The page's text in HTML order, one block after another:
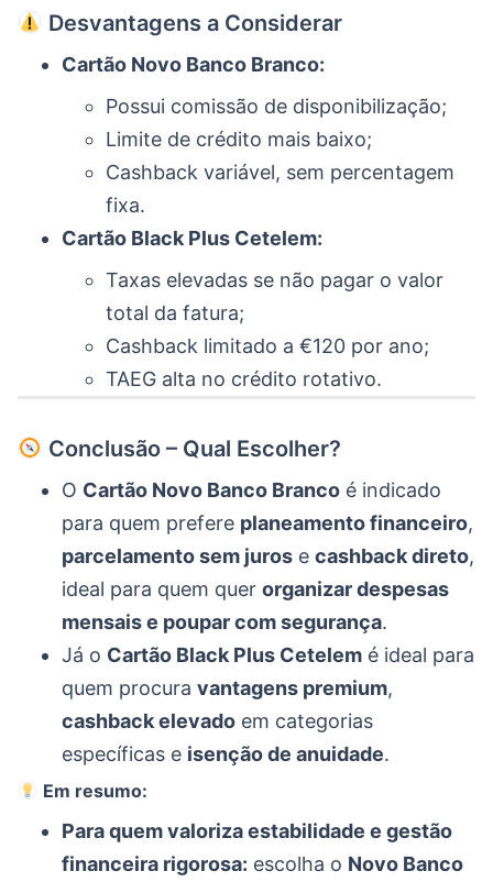
Desvantagens a Considerar
Cartão Novo Banco Branco:
Possui comissão de disponibilização;
Limite de crédito mais baixo;
Cashback variável, sem percentagem
fixa.
Cartão Black Plus Cetelem:
Taxas elevadas se não pagar o valor
total da fatura;
Cashback limitado a €120 por ano;
TAEG alta no crédito rotativo.
Conclusão – Qual Escolher?
O Cartão Novo Banco Branco é indicado
para quem prefere planeamento financeiro,
parcelamento sem juros e cashback direto,
ideal para quem quer organizar despesas
mensais e poupar com segurança.
Já o Cartão Black Plus Cetelem é ideal para
quem procura vantagens premium,
cashback elevado em categorias
específicas e isenção de anuidade.
Em resumo:
Para quem valoriza estabilidade e gestão
financeira rigorosa: escolha o Novo Banco